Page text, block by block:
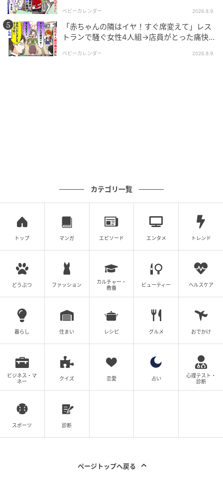
ベビーカレンダー 2026.8.9
「赤ちゃんの隣はイヤ！すぐ席変えて」レス
トランで騒ぐ女性4人組→店員がとった痛快
ベビーカレンダー 2026.8.9
カテゴリ一覧
トップ マンガ エピソード エンタメ トレンド
どうぶつ ファッション
カルチャー・
教養
ビューティー ヘルスケア
暮らし 住まい レシピ グルメ おでかけ
ビジネス・マ
ネー
クイズ 恋愛 占い
心理テスト・
診断
スポーツ 診断
ページトップへ戻る